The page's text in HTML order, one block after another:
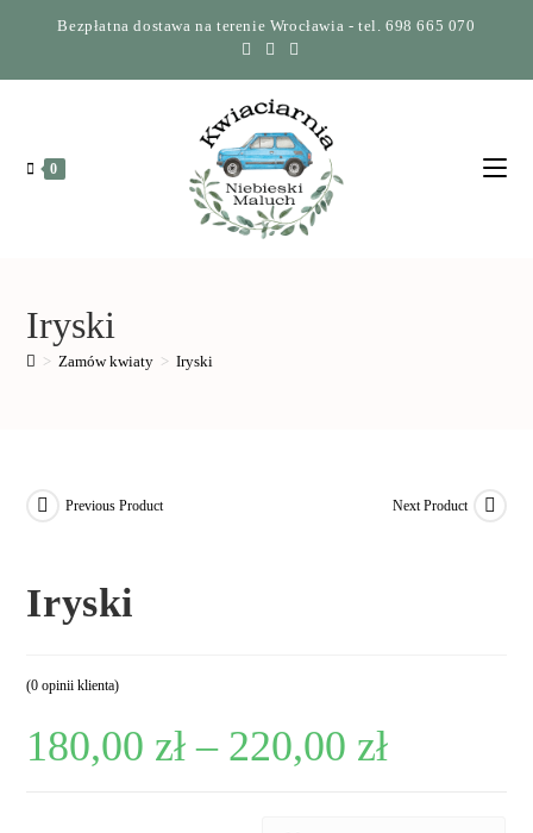
Bezpłatna dostawa na terenie Wrocławia - tel. 698 665 070
0
Iryski
> Zamów kwiaty > Iryski
Previous Product Next Product
Iryski
(0 opinii klienta)
180,00 zł – 220,00 zł